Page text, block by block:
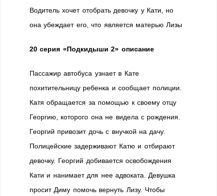
Водитель хочет отобрать девочку у Кати, но
она убеждает его, что является матерью Лизы
20 серия «Подкидыши 2» описание
Пассажир автобуса узнает в Кате
похитительницу ребенка и сообщает полиции.
Катя обращается за помощью к своему отцу
Георгию, которого она не видела с рождения.
Георгий привозит дочь с внучкой на дачу.
Полицейские задерживают Катю и отбирают
девочку. Георгий добивается освобождения
Кати и нанимает для нее адвоката. Девушка
просит Диму помочь вернуть Лизу. Чтобы